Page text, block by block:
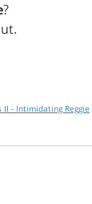
?
.
II - Intimidating Reggie